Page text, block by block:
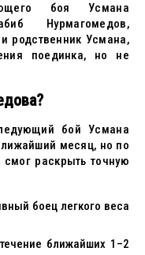
боя Усмана
Нурмагомедов,
родственник Усмана,
поединка, но не
бой Усмана
месяц, но по
раскрыть точную
боец легкого веса
ближайших 1–2